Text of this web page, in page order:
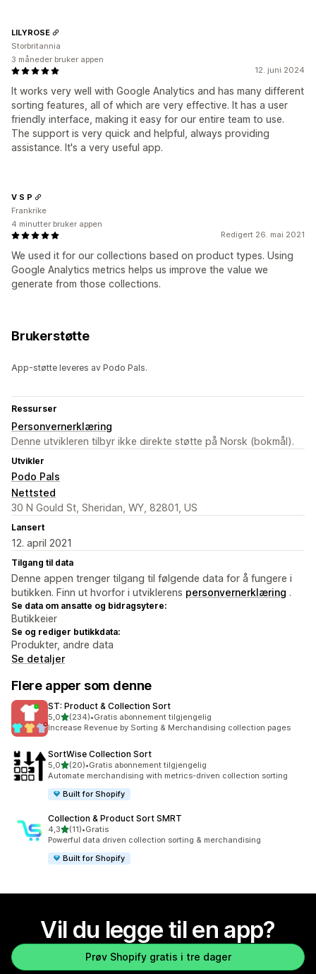
12. juni 2024
It works very well with Google Analytics and has many different
sorting features, all of which are very effective. It has a user
friendly interface, making it easy for our entire team to use.
The support is very quick and helpful, always providing
assistance. It's a very useful app.
LILYROSE
Storbritannia
3 måneder bruker appen
Redigert 26. mai 2021
We used it for our collections based on product types. Using
Google Analytics metrics helps us improve the value we
generate from those collections.
V S P
Frankrike
4 minutter bruker appen
Brukerstøtte
App-støtte leveres av Podo Pals.
Ressurser
Personvernerklæring
Denne utvikleren tilbyr ikke direkte støtte på Norsk (bokmål).
Utvikler
Podo Pals
Nettsted
30 N Gould St, Sheridan, WY, 82801, US
Lansert
12. april 2021
Tilgang til data
Denne appen trenger tilgang til følgende data for å fungere i
butikken. Finn ut hvorfor i utviklerens personvernerklæring .
Se data om ansatte og bidragsytere:
Butikkeier
Se og rediger butikkdata:
Produkter, andre data
Se detaljer
Flere apper som denne
ST: Product & Collection Sort
5,0av 5 stjerner
(234)
Totalt 234 omtaler
•Gratis abonnement tilgjengelig
Increase Revenue by Sorting & Merchandising collection pages
SortWise Collection Sort
5,0av 5 stjerner
(20)
Totalt 20 omtaler
•Gratis abonnement tilgjengelig
Automate merchandising with metrics-driven collection sorting
Built for Shopify
Collection & Product Sort SMRT
4,3av 5 stjerner
(11)
Totalt 11 omtaler
•Gratis
Powerful data driven collection sorting & merchandising
Built for Shopify
Vil du legge til en app?
Prøv Shopify gratis i tre dager